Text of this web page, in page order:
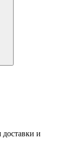
доставки и